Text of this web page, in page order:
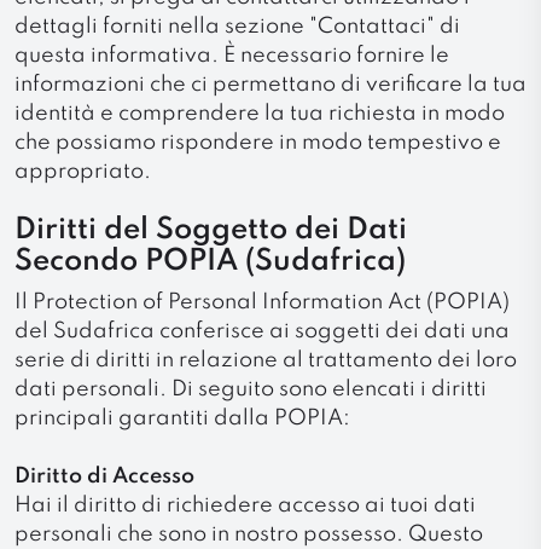
dettagli forniti nella sezione "Contattaci" di
questa informativa. È necessario fornire le
informazioni che ci permettano di verificare la tua
identità e comprendere la tua richiesta in modo
che possiamo rispondere in modo tempestivo e
appropriato.
Diritti del Soggetto dei Dati
Secondo POPIA (Sudafrica)
Il Protection of Personal Information Act (POPIA)
del Sudafrica conferisce ai soggetti dei dati una
serie di diritti in relazione al trattamento dei loro
dati personali. Di seguito sono elencati i diritti
principali garantiti dalla POPIA:
Diritto di Accesso
Hai il diritto di richiedere accesso ai tuoi dati
personali che sono in nostro possesso. Questo